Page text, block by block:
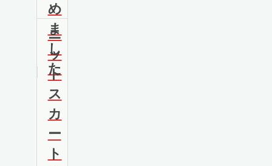
め
ま
し
た
ニ
ッ
ト
ス
カ
ー
ト